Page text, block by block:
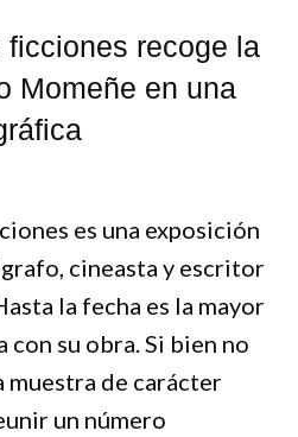
ficciones recoge la
Momeñe en una
es una exposición
cineasta y escritor
la fecha es la mayor
su obra. Si bien no
muestra de carácter
un número